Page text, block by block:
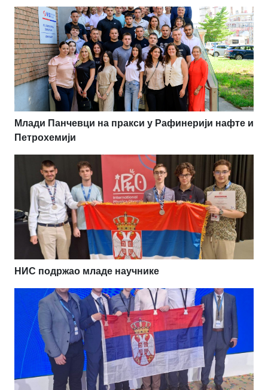
Млади Панчевци на пракси у Рафинерији нафте и
Петрохемији
НИС подржао младе научнике